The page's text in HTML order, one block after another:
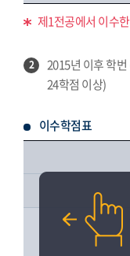
제1전공에서 이수
2
2015년 이후 학
24학점 이상)
이수학점표